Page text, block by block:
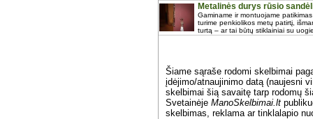
Metalinės durys rūsio
Gaminame ir montuojame
turime penkiolikos metų patirtį,
turtą – ar tai būtų stiklainiai su
Šiame sąraše rodomi skelbimai
įdėjimo/atnaujinimo datą (naujesni
skelbimai šią savaitę tarp rodomų
Svetainėje ManoSkelbimai.lt
skelbimas, reklama ar tinklalapio